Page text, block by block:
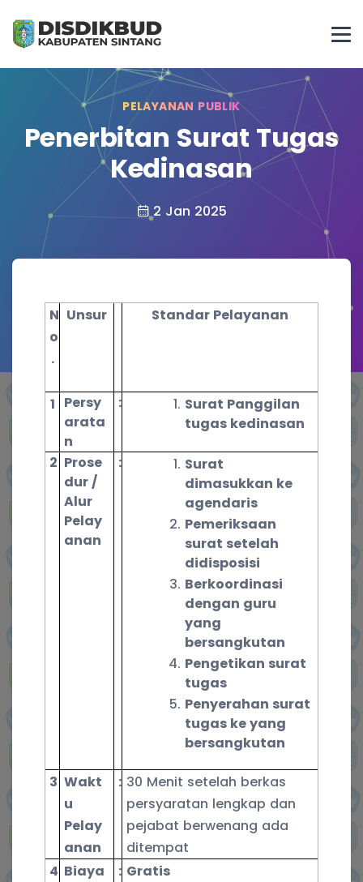
PELAYANAN PUBLIK
Penerbitan Surat Tugas
Kedinasan
2 Jan 2025
N
o
.
Unsur Standar Pelayanan
1 Persy
arata
n
:
Surat Panggilan
tugas kedinasan
2 Prose
dur /
Alur
Pelay
anan
:
Surat
dimasukkan ke
agendaris
Pemeriksaan
surat setelah
didisposisi
Berkoordinasi
dengan guru
yang
bersangkutan
Pengetikan surat
tugas
Penyerahan surat
tugas ke yang
bersangkutan
3 Wakt
u
Pelay
anan
: 30 Menit setelah berkas
persyaratan lengkap dan
pejabat berwenang ada
ditempat
4 Biaya
: Gratis